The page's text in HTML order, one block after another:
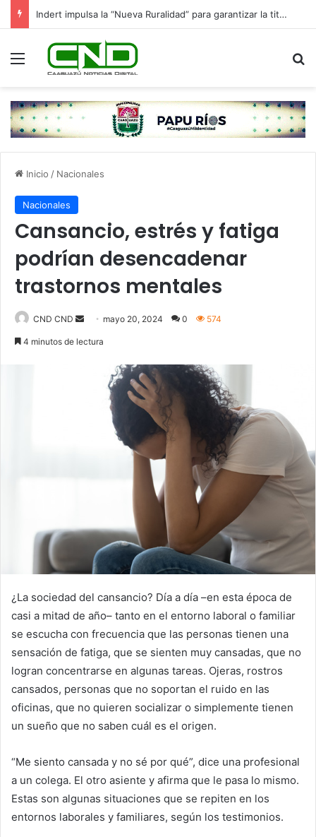
Indert impulsa la “Nueva Ruralidad” para garantizar la titulación de tierras a familias campesinas.
Menú
Inicio / Nacionales
Nacionales
Cansancio, estrés y fatiga
podrían desencadenar
trastornos mentales
CND CND
Send mayo 20, 2024 0 574
4 minutos de lectura
¿La sociedad del cansancio? Día a día –en esta época de
casi a mitad de año– tanto en el entorno laboral o familiar
se escucha con frecuencia que las personas tienen una
sensación de fatiga, que se sienten muy cansadas, que no
logran concentrarse en algunas tareas. Ojeras, rostros
cansados, personas que no soportan el ruido en las
oficinas, que no quieren socializar o simplemente tienen
un sueño que no saben cuál es el origen.
“Me siento cansada y no sé por qué”, dice una profesional
a un colega. El otro asiente y afirma que le pasa lo mismo.
Estas son algunas situaciones que se repiten en los
entornos laborales y familiares, según los testimonios.